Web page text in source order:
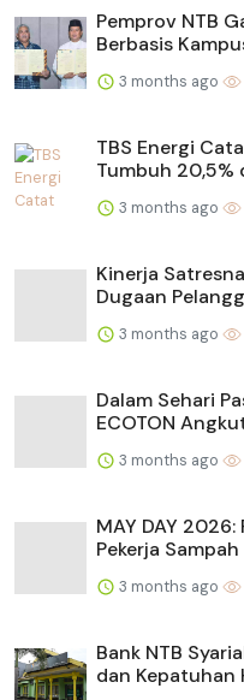
Pemprov NTB
Berbasis
3 months ago
TBS Energi
Tumbuh 20,5%
3 months ago
Kinerja
Dugaan
3 months ago
Dalam Sehari
ECOTON
3 months ago
MAY DAY
Pekerja Sampah
3 months ago
Bank NTB
dan Kepatuhan